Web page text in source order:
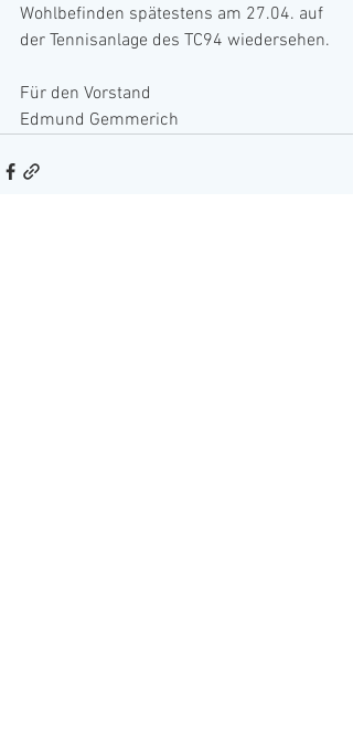
Wohlbefinden spätestens am 27.04. auf
der Tennisanlage des TC94 wiedersehen.
Für den Vorstand
Edmund Gemmerich